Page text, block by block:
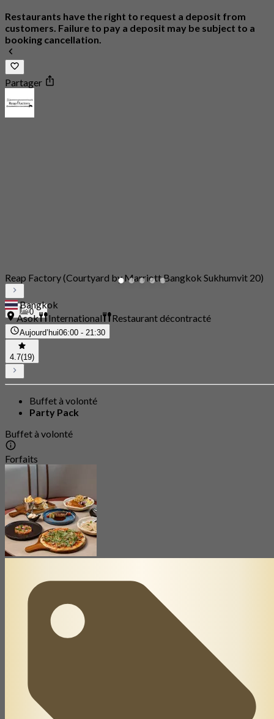
Restaurants have the right to request a deposit from
customers. Failure to pay a deposit may be subject to a
booking cancellation.
Partager
0
Reap Factory (Courtyard by Marriott Bangkok Sukhumvit 20)
Bangkok
Asok
International Restaurant décontracté
Aujourd’hui06:00 - 21:30
4.7(19)
Buffet à volonté
Party Pack
Buffet à volonté
Forfaits